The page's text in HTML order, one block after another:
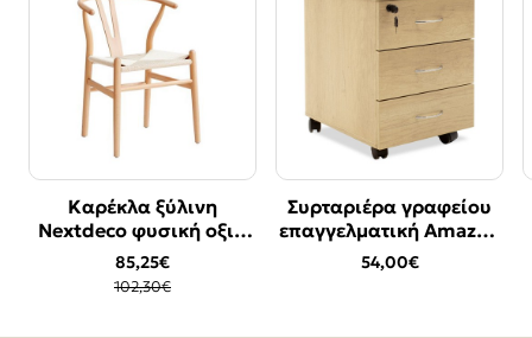
Bestseller
-17%
Καρέκλα ξύλινη
Nextdeco φυσική οξιά
Υ76χ53.3x57εκ.
85,25€
102,30€
Bestseller
Συρταριέρα γραφείου
επαγγελματική Amazon
pakoworld τροχήλατη
χρώμα sonoma
54,00€